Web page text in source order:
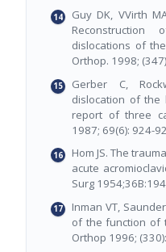
Guy DK, VVirth
dislocations of
Orthop. 1998;
Gerber C,
dislocation of the
report of three
1987; 69(6): 924-
Hom JS. The
acute
Surg
Inman VT,
of the function of
Orthop 1996;